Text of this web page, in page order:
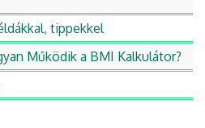
tippekkel
Működik a BMI Kalkulátor?